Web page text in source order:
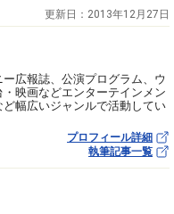
更新日： 2013年12月27日
広報誌、公演プログラム、ウ
映画などエンターテインメン
幅広いジャンルで活動してい
プロフィール詳細
執筆記事一覧